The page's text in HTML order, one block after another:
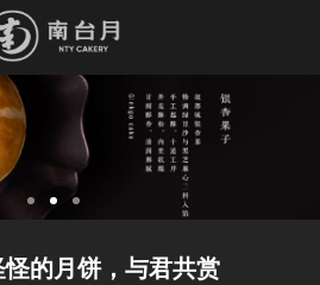
的月饼，与君共赏